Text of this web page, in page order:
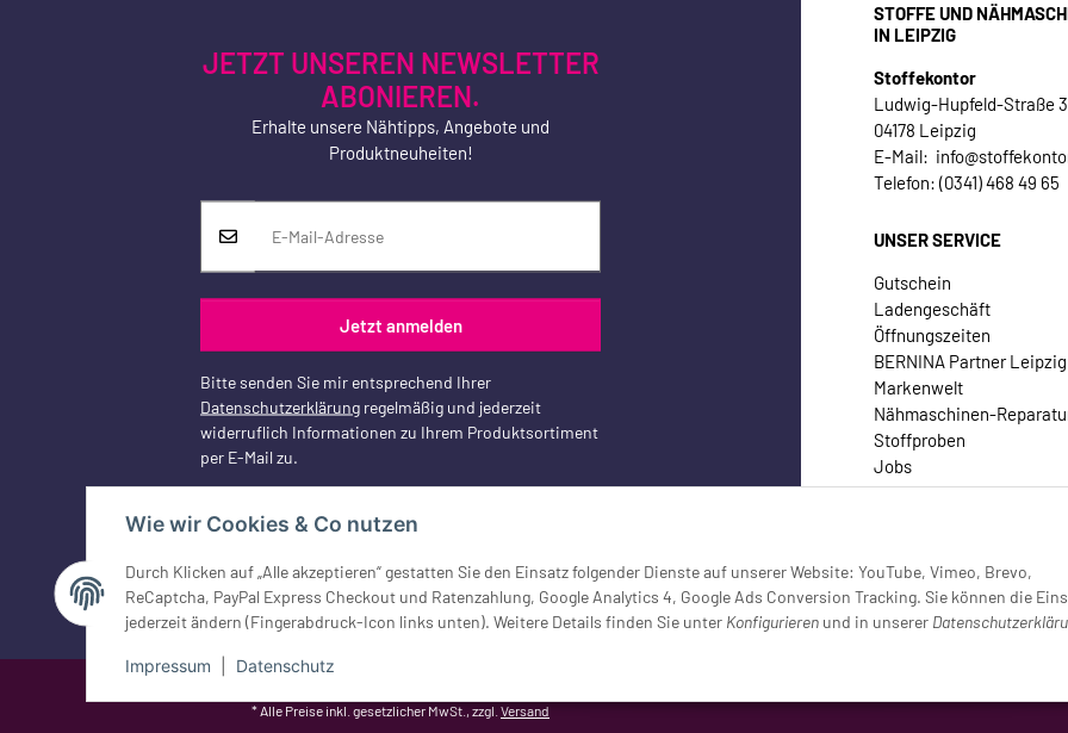
Wie wir Cookies & Co nutzen
Durch Klicken auf „Alle akzeptieren“ gestatten Sie den Einsatz folgender Dienste auf unserer Website: YouTube, Vimeo, Brevo,
ReCaptcha, PayPal Express Checkout und Ratenzahlung, Google Analytics 4, Google Ads Conversion Tracking. Sie können die
jederzeit ändern (Fingerabdruck-Icon links unten). Weitere Details finden Sie unter Konfigurieren und in unserer
Impressum Datenschutz
JETZT UNSEREN NEWSLETTER
ABONIEREN.
Erhalte unsere Nähtipps, Angebote und
Produktneuheiten!
Jetzt anmelden
Bitte senden Sie mir entsprechend Ihrer
Datenschutzerklärung regelmäßig und jederzeit
widerruflich Informationen zu Ihrem Produktsortiment
per E-Mail zu.
Vertrag widerrufen
STOFFE UND
IN LEIPZIG
Stoffekontor
Ludwig-Hupfeld-Straße
04178 Leipzig
E-Mail:
Telefon: (0341) 468 49 65
UNSER SERVICE
Gutschein
Ladengeschäft
Öffnungszeiten
BERNINA Partner Leipzig
Markenwelt
Nähmaschinen-
Stoffproben
Jobs
Kontakt
* Alle Preise inkl. gesetzlicher MwSt., zzgl. Versand